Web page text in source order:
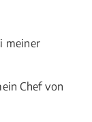
meiner
Chef von